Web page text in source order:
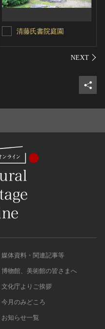
清藤氏書院庭園
シェ
媒体資料・関連記事等
博物館、美術館の皆さまへ
文化庁よりご挨拶
今月のみどころ
お知らせ一覧